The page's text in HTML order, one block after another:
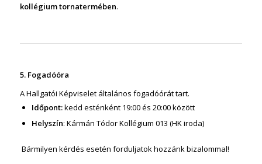
kollégium tornatermében.
5. Fogadóóra
A Hallgatói Képviselet általános fogadóórát tart.
Időpont:kedd esténként 19:00 és 20:00 között
Helyszín: Kármán Tódor Kollégium 013 (HK iroda)
Bármilyen kérdés esetén forduljatok hozzánk bizalommal!